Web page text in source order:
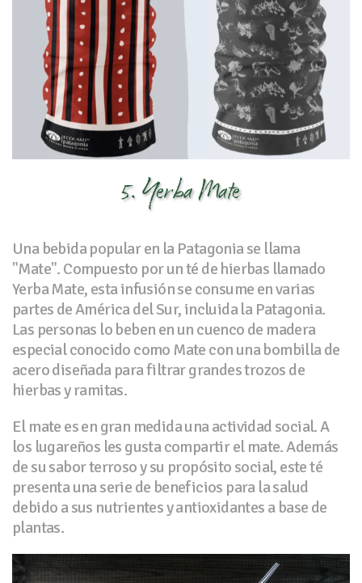
5. Yerba Mate
Una bebida popular en la Patagonia se llama
"Mate". Compuesto por un té de hierbas llamado
Yerba Mate, esta infusión se consume en varias
partes de América del Sur, incluida la Patagonia.
Las personas lo beben en un cuenco de madera
especial conocido como Mate con una bombilla de
acero diseñada para filtrar grandes trozos de
hierbas y ramitas.
El mate es en gran medida una actividad social. A
los lugareños les gusta compartir el mate. Además
de su sabor terroso y su propósito social, este té
presenta una serie de beneficios para la salud
debido a sus nutrientes y antioxidantes a base de
plantas.